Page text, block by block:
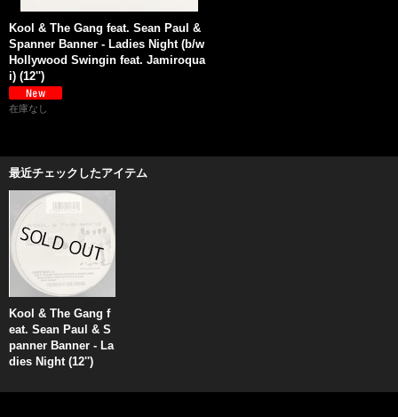
Kool & The Gang feat. Sean Paul &
Spanner Banner - Ladies Night (b/w
Hollywood Swingin feat. Jamiroqua
i) (12'')
在庫なし
最近チェックしたアイテム
Kool & The Gang f
eat. Sean Paul & S
panner Banner - La
dies Night (12'')